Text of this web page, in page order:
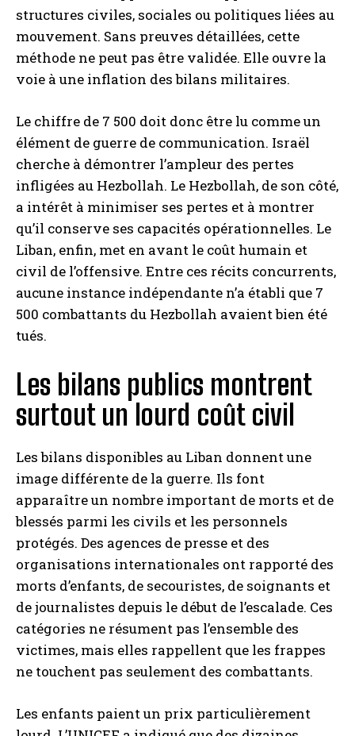
structures civiles, sociales ou politiques liées au
mouvement. Sans preuves détaillées, cette
méthode ne peut pas être validée. Elle ouvre la
voie à une inflation des bilans militaires.
Le chiffre de 7 500 doit donc être lu comme un
élément de guerre de communication. Israël
cherche à démontrer l’ampleur des pertes
infligées au Hezbollah. Le Hezbollah, de son côté,
a intérêt à minimiser ses pertes et à montrer
qu’il conserve ses capacités opérationnelles. Le
Liban, enfin, met en avant le coût humain et
civil de l’offensive. Entre ces récits concurrents,
aucune instance indépendante n’a établi que 7
500 combattants du Hezbollah avaient bien été
tués.
Les bilans publics montrent
surtout un lourd coût civil
Les bilans disponibles au Liban donnent une
image différente de la guerre. Ils font
apparaître un nombre important de morts et de
blessés parmi les civils et les personnels
protégés. Des agences de presse et des
organisations internationales ont rapporté des
morts d’enfants, de secouristes, de soignants et
de journalistes depuis le début de l’escalade. Ces
catégories ne résument pas l’ensemble des
victimes, mais elles rappellent que les frappes
ne touchent pas seulement des combattants.
Les enfants paient un prix particulièrement